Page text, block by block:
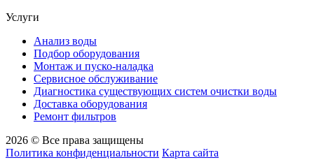
Услуги
Анализ воды
Подбор оборудования
Монтаж и пуско-наладка
Сервисное обслуживание
Диагностика существующих систем очистки воды
Доставка оборудования
Ремонт фильтров
2026 © Все права защищены
Политика конфиденциальности Карта сайта